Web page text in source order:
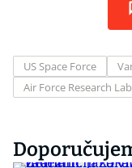
US Space Force
Air Force Research